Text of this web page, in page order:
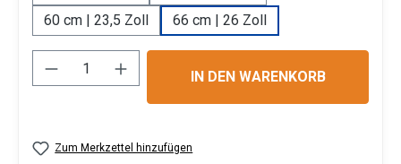
60 cm | 23,5 Zoll
66 cm | 26 Zoll
Produkt Anzahl: Gib den gewünschten
IN DEN WARENKORB
Zum Merkzettel hinzufügen